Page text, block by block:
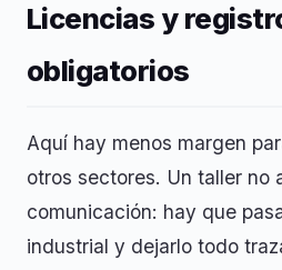
Licencias y
obligatorios
Aquí hay menos margen
otros sectores. Un taller no
comunicación: hay que
industrial y dejarlo todo